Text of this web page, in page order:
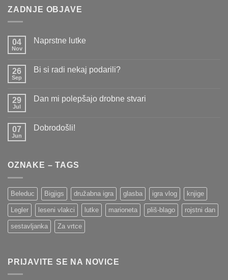
ZADNJE OBJAVE
04
Nov
Naprstne lutke
Naprstne
26
Sep
Bi si radi nekaj podarili?
Bi
podarili?
29
Jul
Dan mi polepšajo drobne stvari
Dan
07
Jun
Dobrodošli!
OZNAKE – TAGS
Beleduc Bigjigs družabna igra glasba igra vlog knjige
Legler leseni vlakci lutke marioneta pliš-blago rojstni dan
sestavljanka Za vrtce
PRIJAVITE SE NA NOVICE